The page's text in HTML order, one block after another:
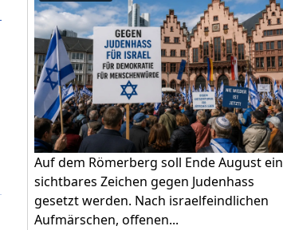
Auf dem Römerberg soll Ende August ein
sichtbares Zeichen gegen Judenhass
gesetzt werden. Nach israelfeindlichen
Aufmärschen, offenen...